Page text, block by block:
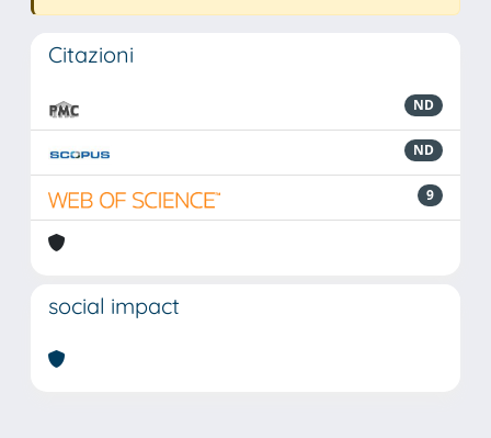
Citazioni
ND
ND
9
social impact